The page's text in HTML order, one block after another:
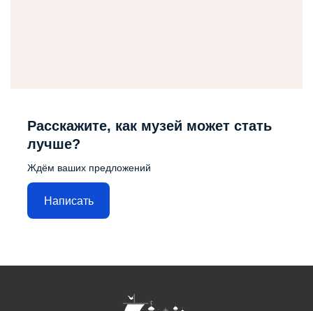
Расскажите, как музей может стать
лучше?
Ждём ваших предложений
Написать